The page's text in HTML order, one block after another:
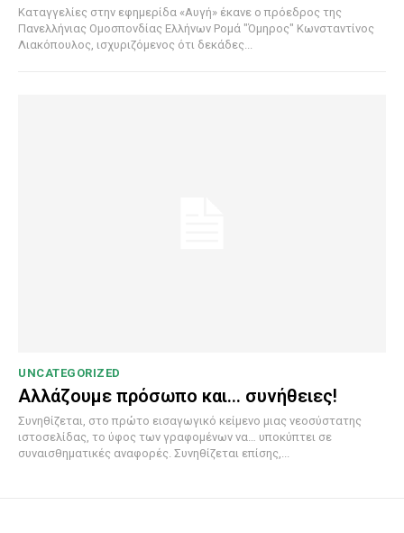
Καταγγελίες στην εφημερίδα «Αυγή» έκανε ο πρόεδρος της
Πανελλήνιας Ομοσπονδίας Ελλήνων Ρομά "Όμηρος" Κωνσταντίνος
Λιακόπουλος, ισχυριζόμενος ότι δεκάδες...
UNCATEGORIZED
Αλλάζουμε πρόσωπο και… συνήθειες!
Συνηθίζεται, στο πρώτο εισαγωγικό κείμενο μιας νεοσύστατης
ιστοσελίδας, το ύφος των γραφομένων να… υποκύπτει σε
συναισθηματικές αναφορές. Συνηθίζεται επίσης,...